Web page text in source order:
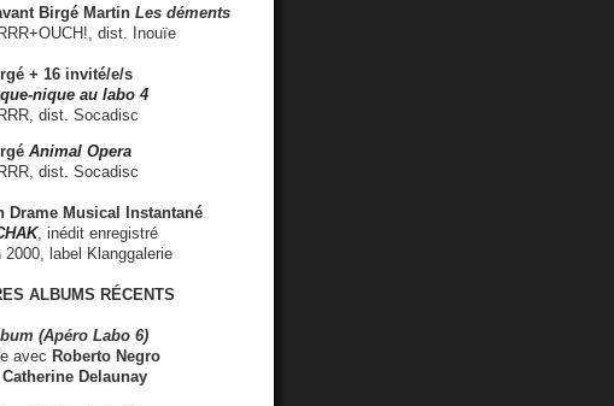
Birgé Martin Les déments
dist. Inouïe
+ 16 invité/e/s
nique au labo 4
dist. Socadisc
Animal Opera
dist. Socadisc
Drame Musical Instantané
, inédit enregistré
2000, label Klanggalerie
ALBUMS RÉCENTS
(Apéro Labo 6)
avec Roberto Negro
Catherine Delaunay